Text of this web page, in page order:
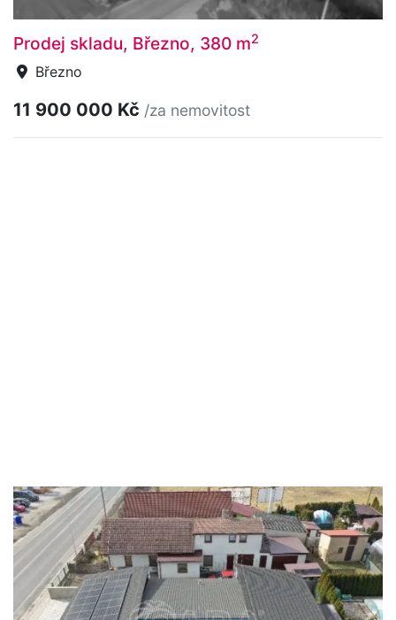
Prodej skladu, Březno, 380 m2
Březno
11 900 000 Kč /za nemovitost